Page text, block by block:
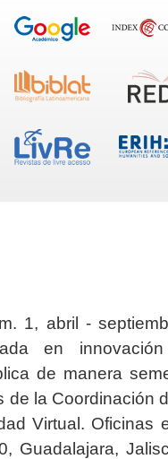
1, abril -
en
de manera
de la Coordinación
Virtual. Oficinas
Guadalajara,